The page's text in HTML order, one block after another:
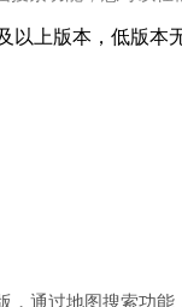
以上版本，低版本
，通过地图搜索功